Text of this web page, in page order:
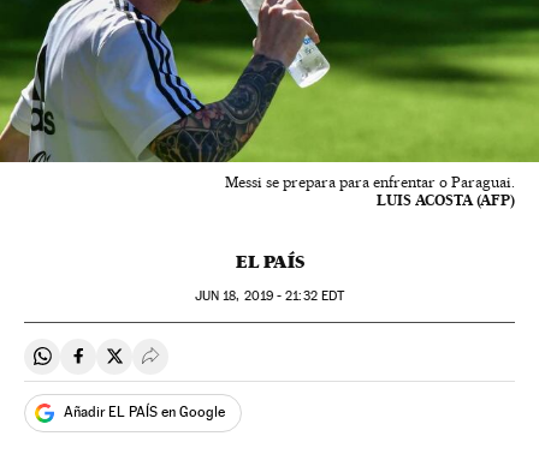
Messi se prepara para enfrentar o Paraguai.
LUIS ACOSTA (AFP)
EL PAÍS
JUN 18, 2019 - 21:32EDT
Compartir en Whatsapp
Compartir en Facebook
Compartir en Twitter
Desplegar Redes Sociales
Añadir EL PAÍS en Google